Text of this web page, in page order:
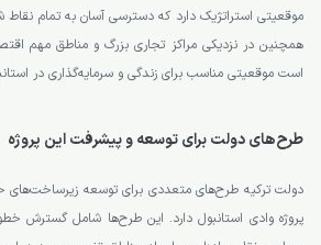
موقعیتی استراتژیک دارد که دسترسی آسان به تمام نقاط
همچنین در نزدیکی مراکز تجاری بزرگ و مناطق مهم
است موقعیتی مناسب برای زندگی و سرمایه‌گذاری در
طرح‌های دولت برای توسعه و پیشرفت این پروژه
دولت ترکیه طرح‌های متعددی برای توسعه
پروژه وادی استانبول دارد. این طرح‌ها شامل گسترش